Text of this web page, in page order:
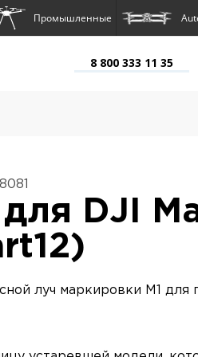
Промышленные
8 800 333 11 35
для DJI
луч маркировки M1 для